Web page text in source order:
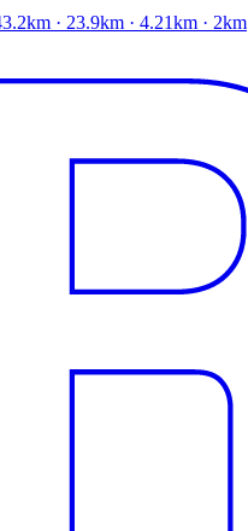
· 23.9km · 4.21km · 2km